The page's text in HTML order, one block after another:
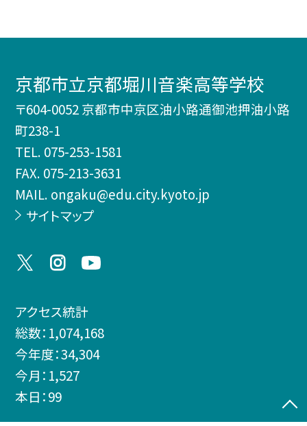
京都市立京都堀川音楽高等学校
〒604-0052 京都市中京区油小路通御池押油小路
町238-1
TEL. 075-253-1581
FAX. 075-213-3631
MAIL. ongaku@edu.city.kyoto.jp
サイトマップ
アクセス統計
総数： 1,074,168
今年度：34,304
今月： 1,527
本日：99